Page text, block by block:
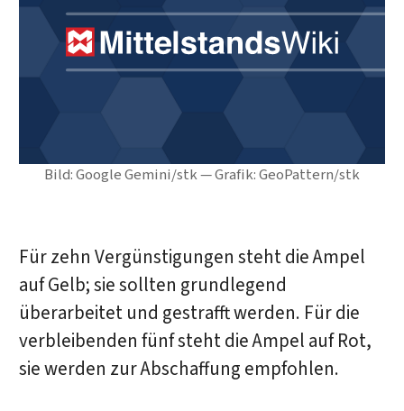
Bild: Google Gemini/stk — Grafik: GeoPattern/stk
Für zehn Vergünstigungen steht die Ampel
auf Gelb; sie sollten grundlegend
überarbeitet und gestrafft werden. Für die
verbleibenden fünf steht die Ampel auf Rot,
sie werden zur Abschaffung empfohlen.